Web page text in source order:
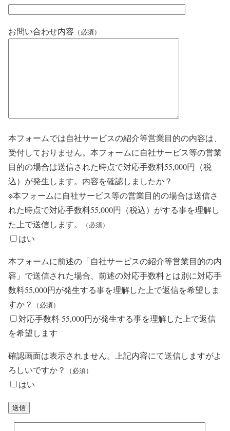
お問い合わせ内容 （必須）
本フォームでは自社サービスの紹介等営業目的の内容は、
受付しておりません。本フォームに自社サービス等の営業
目的の場合は送信された時点で対応手数料55,000円（税
込）が発生します。内容を確認しましたか？
※本フォームに自社サービス等の営業目的の場合は送信さ
れた時点で対応手数料55,000円（税込）がする事を理解し
た上で送信します。
（必須）
はい
本フォームに前述の「自社サービスの紹介等営業目的の内
容」で送信された場合、前述の対応手数料とは別に対応手
数料55,000円が発生する事を理解した上で返信を希望しま
すか？
（必須）
対応手数料 55,000円が発生する事を理解した上で返信
を希望します
確認画面は表示されません。上記内容にて送信しますがよ
ろしいですか？
（必須）
はい